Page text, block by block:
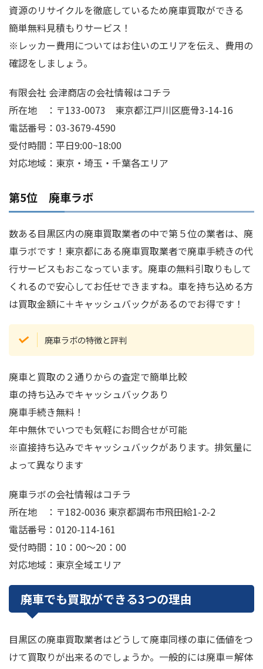
資源のリサイクルを徹底しているため廃車買取ができる
簡単無料見積もりサービス！
※レッカー費用についてはお住いのエリアを伝え、費用の
確認をしましょう。
有限会社 会津商店の会社情報はコチラ
所在地 ：〒133-0073 東京都江戸川区鹿骨3-14-16
電話番号：03-3679-4590
受付時間：平日9:00~18:00
対応地域：東京・埼玉・千葉各エリア
第5位 廃車ラボ
数ある目黒区内の廃車買取業者の中で第５位の業者は、廃
車ラボです！東京都にある廃車買取業者で廃車手続きの代
行サービスもおこなっています。廃車の無料引取りもして
くれるので安心してお任せできますね。車を持ち込める方
は買取金額に＋キャッシュバックがあるのでお得です！
廃車ラボの特徴と評判
廃車と買取の２通りからの査定で簡単比較
車の持ち込みでキャッシュバックあり
廃車手続き無料！
年中無休でいつでも気軽にお問合せが可能
※直接持ち込みでキャッシュバックがあります。排気量に
よって異なります
廃車ラボの会社情報はコチラ
所在地 ：〒182-0036 東京都調布市飛田給1-2-2
電話番号：0120-114-161
受付時間：10：00～20：00
対応地域：東京全域エリア
廃車でも買取ができる3つの理由
目黒区の廃車買取業者はどうして廃車同様の車に価値をつ
けて買取りが出来るのでしょうか。一般的には廃車＝解体